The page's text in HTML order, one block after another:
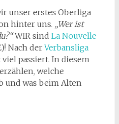
unser erstes Oberliga
hinter uns. „Wer ist
WIR sind La Nouvelle
Nach derVerbansliga
passiert. In diesem
welche
und was beim Alten